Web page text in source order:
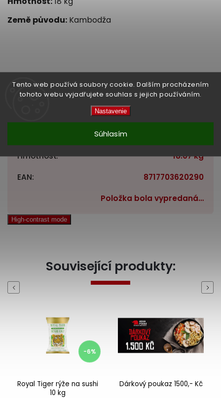
Tento web používá soubory cookie. Dalším procházením
tohoto webu vyjadřujete souhlas s jejich používáním.
Nastavenie
Súhlasím
Země původu: Kambodža
Dodatočné parametre
Hmotnosť: 18.07 kg
EAN: 8717703620290
Položka bola vypredaná…
High-contrast mode
Související produkty:
Previous
-6%
Royal Tiger rýže na sushi
10 kg
Dárkový poukaz 1500,- Kč
Next